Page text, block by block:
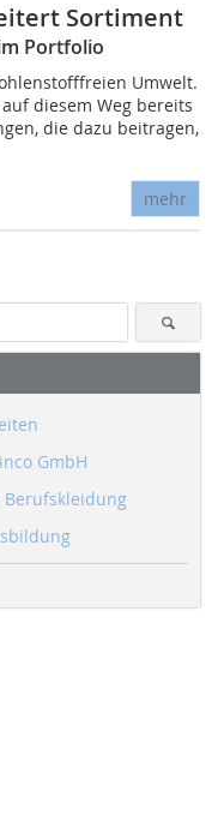
Sortiment
Portfolio
Umwelt.
diesem Weg bereits
die dazu beitragen,
mehr
GmbH
Berufskleidung